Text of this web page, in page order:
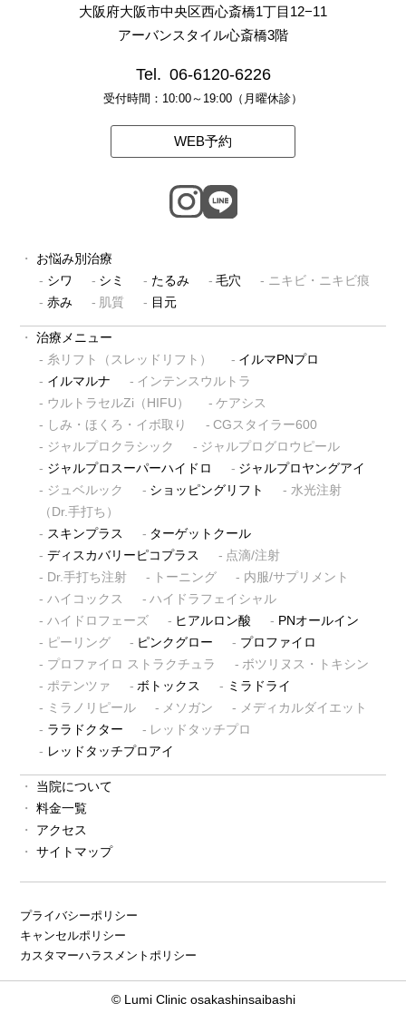
大阪府大阪市中央区西心斎橋1丁目12−11
アーバンスタイル心斎橋3階
Tel. 06-6120-6226
受付時間：10:00～19:00（月曜休診）
WEB予約
お悩み別治療
シワ
シミ たるみ 毛穴
ニキビ・ニキビ痕
赤み
肌質 目元
治療メニュー
糸リフト（スレッドリフト）
イルマPNプロ
イルマルナ
インテンスウルトラ
ウルトラセルZi（HIFU）
ケアシス
しみ・ほくろ・イボ取り
CGスタイラー600
ジャルプロクラシック
ジャルプログロウピール
ジャルプロスーパーハイドロ
ジャルプロヤングアイ
ジュベルック
（Dr.手打ち）
ショッピングリフト 水光注射
スキンプラス
ターゲットクール
ディスカバリーピコプラス
点滴/注射
Dr.手打ち注射
トーニング
内服/サプリメント
ハイコックス
ハイドラフェイシャル
ハイドロフェーズ
ヒアルロン酸
PNオールイン
ピーリング
ピンクグロー
プロファイロ
プロファイロ ストラクチュラ
ボツリヌス・トキシン
ポテンツァ
ボトックス
ミラドライ
ミラノリピール
メソガン
メディカルダイエット
ララドクター
レッドタッチプロ
レッドタッチプロアイ
当院について
料金一覧
アクセス
サイトマップ
プライバシーポリシー
キャンセルポリシー
カスタマーハラスメントポリシー
© Lumi Clinic osakashinsaibashi